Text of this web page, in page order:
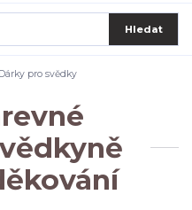
Hledat
Dárky pro svědky